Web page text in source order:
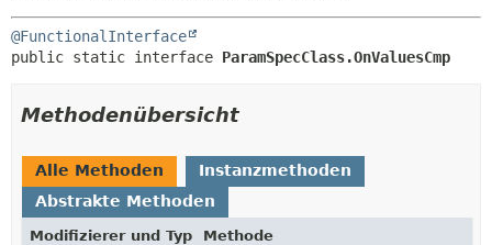
@FunctionalInterface
public static interface ParamSpecClass.OnValuesCmp
Methodenübersicht
Alle Methoden
Instanzmethoden
Abstrakte Methoden
Modifizierer und Typ
Methode